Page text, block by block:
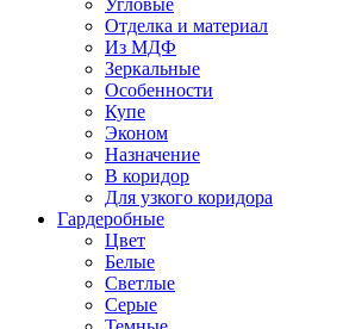
Угловые
Отделка и материал
Из МДФ
Зеркальные
Особенности
Купе
Эконом
Назначение
В коридор
Для узкого коридора
Гардеробные
Цвет
Белые
Светлые
Серые